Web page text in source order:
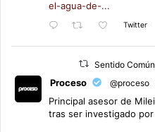
el-agua-de-...
Twitter
Sentido
Proceso @proceso
Principal asesor de
tras ser investigado